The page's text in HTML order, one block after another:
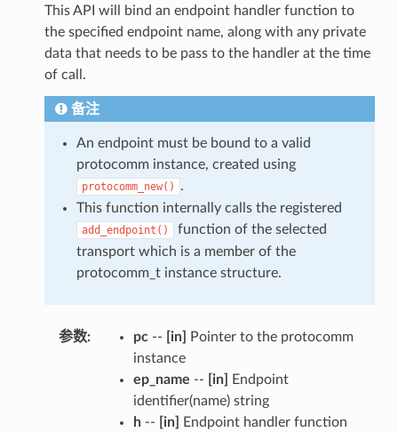
This API will bind an endpoint handler function to
the specified endpoint name, along with any private
data that needs to be pass to the handler at the time
of call.
备注
An endpoint must be bound to a valid
protocomm instance, created using
protocomm_new()
.
This function internally calls the registered
add_endpoint()
function of the selected
transport which is a member of the
protocomm_t instance structure.
参数: pc-- [in]
Pointer to the protocomm
instance
ep_name -- [in]
Endpoint
identifier(name) string
h-- [in]
Endpoint handler function